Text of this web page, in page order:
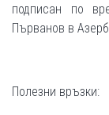
подписан по
Първанов в
Полезни връзки: